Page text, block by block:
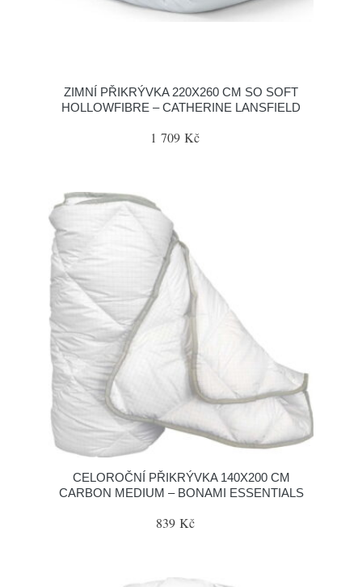
ZIMNÍ PŘIKRÝVKA 220X260 CM SO SOFT
HOLLOWFIBRE – CATHERINE LANSFIELD
1 709 Kč
CELOROČNÍ PŘIKRÝVKA 140X200 CM
CARBON MEDIUM – BONAMI ESSENTIALS
839 Kč